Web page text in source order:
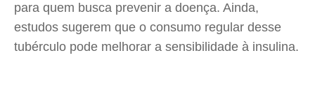
para quem busca prevenir a doença. Ainda,
estudos sugerem que o consumo regular desse
tubérculo pode melhorar a sensibilidade à insulina.